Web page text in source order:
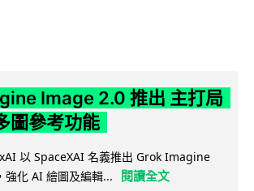
Image 2.0 推出 主打局
圖參考功能
以 SpaceXAI 名義推出 Grok Imagine
化 AI 繪圖及編輯...
閱讀全文